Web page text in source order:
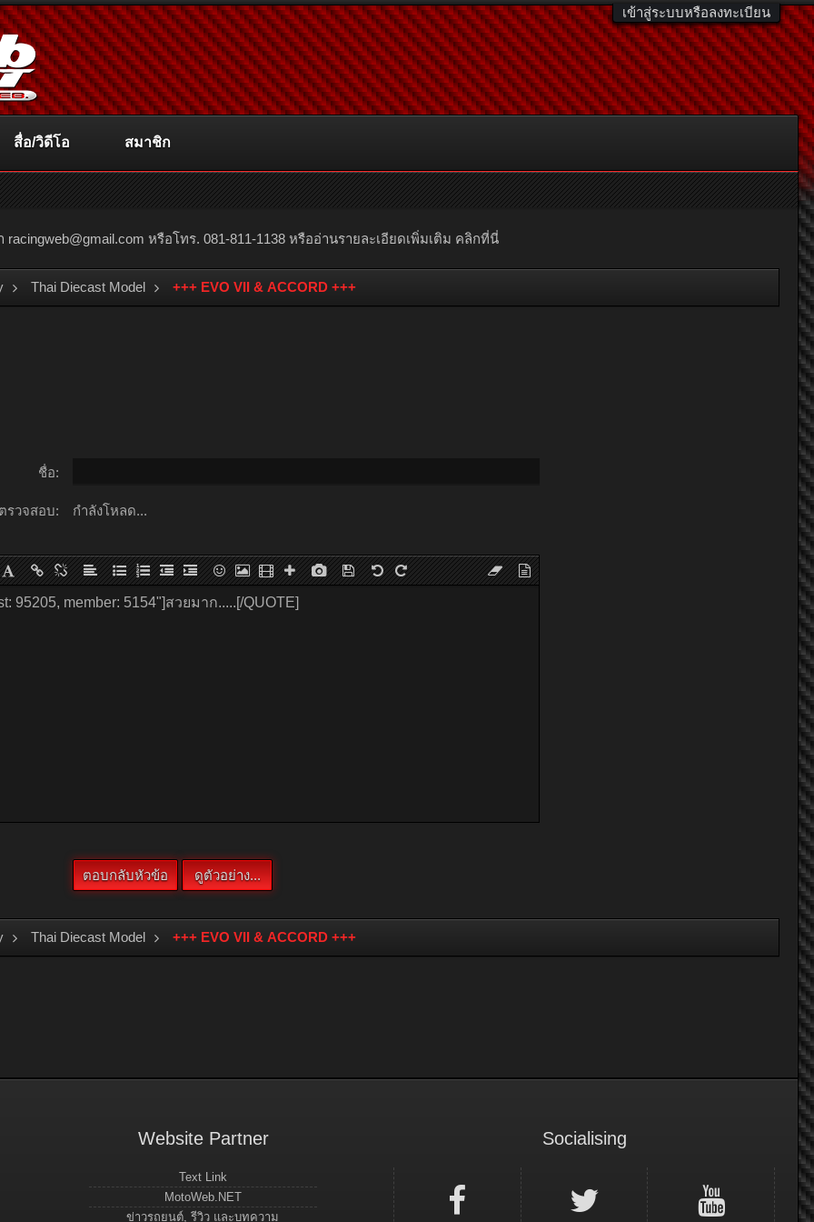
เข้าสู่ระบบหรือลงทะเบียน
racingweb@gmail.com หรือโทร. 081-811-1138 หรืออ่านรายละเอียดเพิ่มเติม คลิกที่นี่
Thai Diecast Model +++ EVO VII & ACCORD +++
ชื่อ:
รวจสอบ: กำลังโหลด...
Thai Diecast Model +++ EVO VII & ACCORD +++
สื่อ/วิดีโอ สมาชิก
Website Partner
Text Link
MotoWeb.NET
ข่าวรถยนต์, รีวิว และบทความ
Socialising